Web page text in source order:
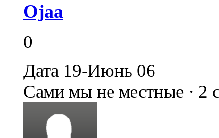
Ojaa
0
Дата 19-Июнь 06
Сами мы не местные · 2